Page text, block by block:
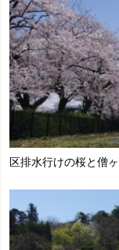
区排水行けの桜と僧